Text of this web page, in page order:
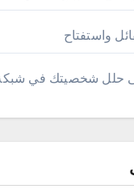
واستفتاح
حلل شخصيتك في